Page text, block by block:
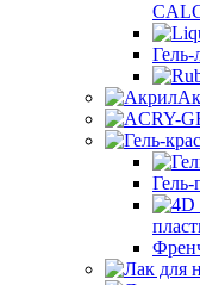
Гель-